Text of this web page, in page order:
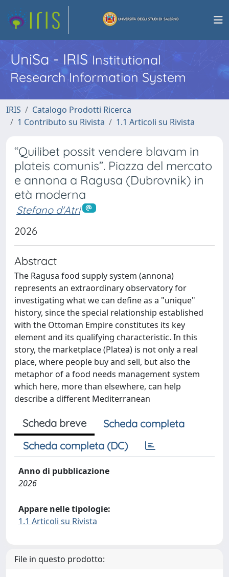
UniSa - IRISInstitutional
Research Information System
IRIS
Catalogo Prodotti Ricerca
1 Contributo su Rivista
1.1 Articoli su Rivista
“Quilibet possit vendere blavam in
plateis comunis”. Piazza del mercato
e annona a Ragusa (Dubrovnik) in
età moderna
Stefano d'Atri
2026
Abstract
The Ragusa food supply system (annona)
represents an extraordinary observatory for
investigating what we can define as a "unique"
history, since the special relationship established
with the Ottoman Empire constitutes its key
element and its qualifying characteristic. In this
story, the marketplace (Platea) is not only a real
place, where people buy and sell, but also the
metaphor of a food needs management system
which here, more than elsewhere, can help
describe a different Mediterranean
Scheda breve
Scheda completa
Scheda completa (DC)
Anno di pubblicazione
2026
Appare nelle tipologie:
1.1 Articoli su Rivista
File in questo prodotto: